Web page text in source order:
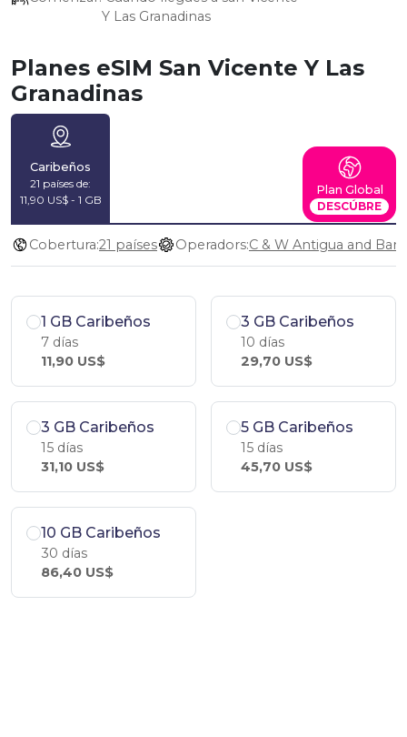
Y Las Granadinas
Planes eSIM San Vicente Y Las
Granadinas
Caribeños
21 países de:
11,90 US$ - 1 GB
Plan Global
DESCÚBRE
Cobertura:21 países Operadors:
1 GB Caribeños
7 días
11,90 US$
3 GB Caribeños
10 días
29,70 US$
3 GB Caribeños
15 días
31,10 US$
5 GB Caribeños
15 días
45,70 US$
10 GB Caribeños
30 días
86,40 US$